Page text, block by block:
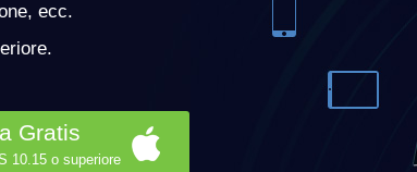
ecc.
Gratis
10.15 o superiore